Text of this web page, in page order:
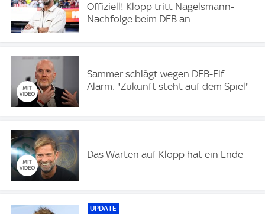
Offiziell! Klopp tritt Nagelsmann-
Nachfolge beim DFB an
Sammer schlägt wegen DFB-Elf
Alarm: "Zukunft steht auf dem Spiel"
Das Warten auf Klopp hat ein Ende
UPDATE